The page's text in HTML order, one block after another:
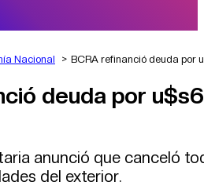
Nacional BCRA refinanció deuda por
deuda por
anunció que canceló
del exterior.